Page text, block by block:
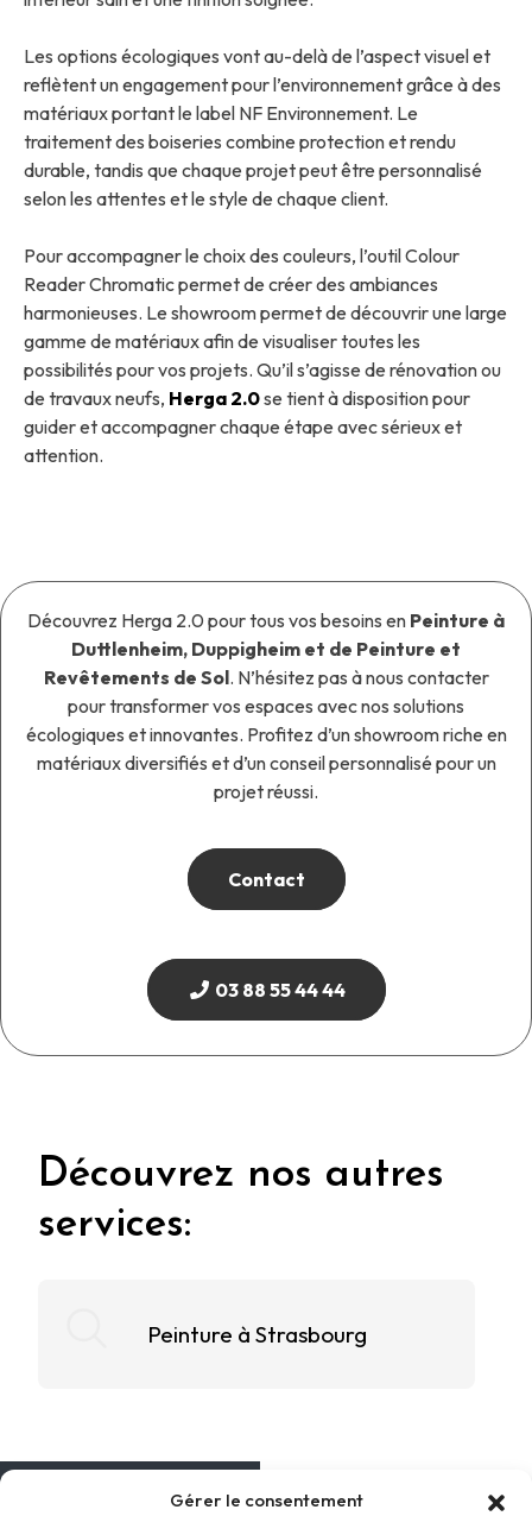
Gérer le consentement
Les options écologiques vont au-delà de l’aspect visuel et
reflètent un engagement pour l’environnement grâce à des
matériaux portant le label NF Environnement. Le
traitement des boiseries combine protection et rendu
durable, tandis que chaque projet peut être personnalisé
selon les attentes et le style de chaque client.
Pour accompagner le choix des couleurs, l’outil Colour
Reader Chromatic permet de créer des ambiances
harmonieuses. Le showroom permet de découvrir une large
gamme de matériaux afin de visualiser toutes les
possibilités pour vos projets. Qu’il s’agisse de rénovation ou
de travaux neufs, Herga 2.0se tient à disposition pour
guider et accompagner chaque étape avec sérieux et
attention.
Découvrez Herga 2.0 pour tous vos besoins en Peinture à
Duttlenheim, Duppigheim et de Peinture et
Revêtements de Sol. N’hésitez pas à nous contacter
pour transformer vos espaces avec nos solutions
écologiques et innovantes. Profitez d’un showroom riche en
matériaux diversifiés et d’un conseil personnalisé pour un
projet réussi.
Contact
03 88 55 44 44
Découvrez nos autres
services:
Peinture à Strasbourg